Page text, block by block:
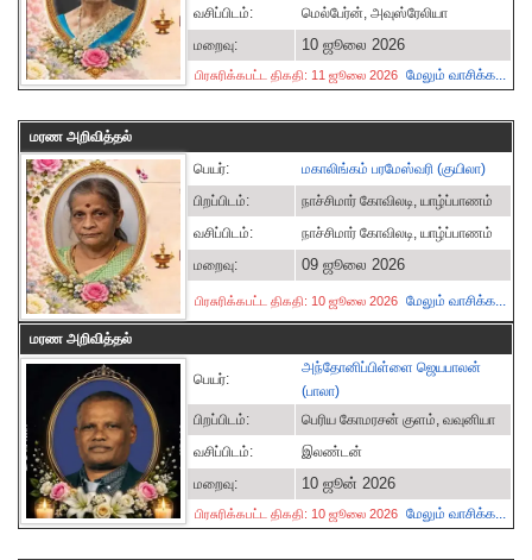
வசிப்பிடம்:
மெல்பேர்ன், அவுஸ்ரேலியா
மறைவு:
10 ஜூலை 2026
பிரசுரிக்கபட்ட திகதி: 11 ஜூலை 2026 மேலும் வாசிக்க...
மரண அறிவித்தல்
பெயர்:
மகாலிங்கம் பரமேஸ்வரி (குயிலா)
பிறப்பிடம்:
நாச்சிமார் கோவிலடி, யாழ்ப்பாணம்
வசிப்பிடம்:
நாச்சிமார் கோவிலடி, யாழ்ப்பாணம்
மறைவு:
09 ஜூலை 2026
பிரசுரிக்கபட்ட திகதி: 10 ஜூலை 2026 மேலும் வாசிக்க...
மரண அறிவித்தல்
பெயர்:
அந்தோனிப்பிள்ளை ஜெயபாலன்
(பாலா)
பிறப்பிடம்:
பெரிய கோமரசன் குளம், வவுனியா
வசிப்பிடம்:
இலண்டன்
மறைவு:
10 ஜூன் 2026
பிரசுரிக்கபட்ட திகதி: 10 ஜூலை 2026 மேலும் வாசிக்க...